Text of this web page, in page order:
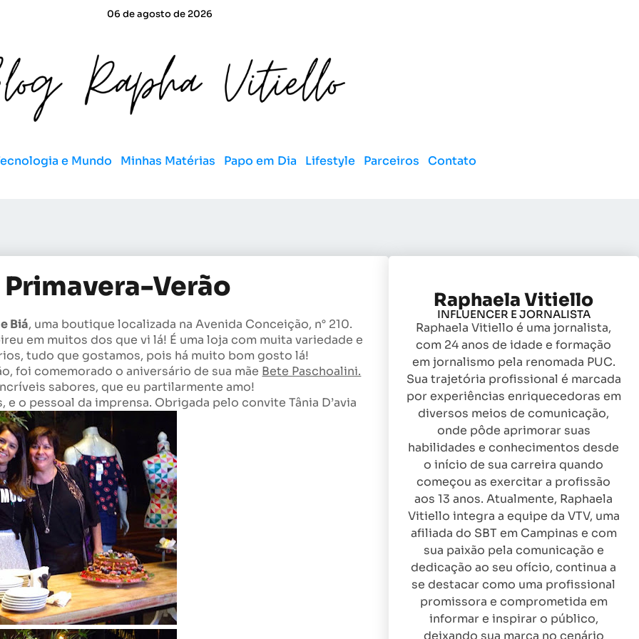
06 de agosto de 2026
e Mundo Minhas Matérias Papo em Dia Lifestyle Parceiros Contato
Verão
Biá, uma boutique localizada na Avenida Conceição, n° 210.
em muitos dos que vi lá! É uma loja com muita variedade e
tudo que gostamos, pois há muito bom gosto lá!
foi comemorado o aniversário de sua mãe Bete Paschoalini.
sabores, que eu partilarmente amo!
o pessoal da imprensa. Obrigada pelo convite Tânia D’avia
Raphaela Vitiello
INFLUENCER E JORNALISTA
Raphaela Vitiello é uma jornalista,
com 24 anos de idade e formação
em jornalismo pela renomada PUC.
Sua trajetória profissional é marcada
por experiências enriquecedoras em
diversos meios de comunicação,
onde pôde aprimorar suas
habilidades e conhecimentos desde
o início de sua carreira quando
começou as exercitar a profissão
aos 13 anos. Atualmente, Raphaela
Vitiello integra a equipe da VTV, uma
afiliada do SBT em Campinas e com
sua paixão pela comunicação e
dedicação ao seu ofício, continua a
se destacar como uma profissional
promissora e comprometida em
informar e inspirar o público,
deixando sua marca no cenário